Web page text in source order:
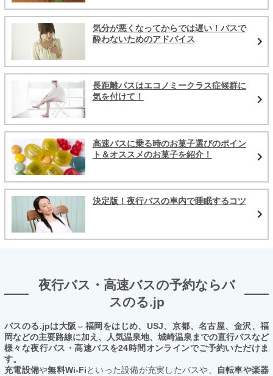
気分が悪くなってからでは遅い！バスで
酔わないためのアドバイス
長距離バスはエコノミークラス症候群に
気を付けて！
高速バスに乗る時のお菓子選びのポイン
ト＆オススメのお菓子を紹介！
決定版！夜行バスの車内で睡眠するコツ
夜行バス・高速バスの予約ならバ
スのる.jp
バスのる.jpは大阪⇔福岡をはじめ、USJ、京都、名古屋、金沢、福
岡などの主要路線に加え、人気温泉地、城崎温泉までの直行バスなど
様々な夜行バス・高速バスを24時間オンラインでご予約いただけま
す。
充電設備や無料Wi-Fiといった設備が充実したバスや、
自転車や楽器